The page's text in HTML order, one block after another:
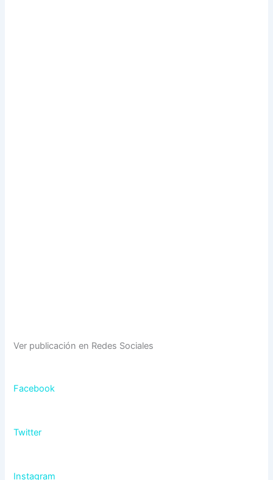
Ver publicación en Redes Sociales
Facebook
Twitter
Instagram